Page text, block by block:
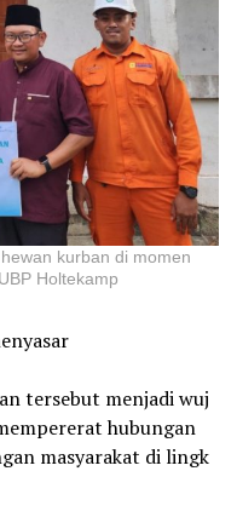
kurban di momen
Holtekamp
tersebut menjadi wuj
hubungan
masyarakat di lingk